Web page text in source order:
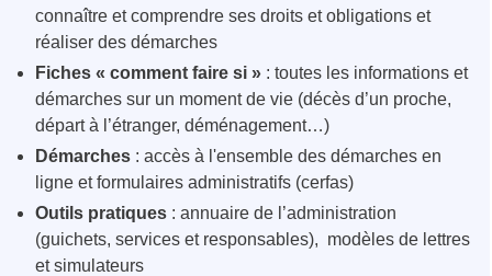
connaître et comprendre ses droits et obligations et
réaliser des démarches
Fiches « comment faire si » : toutes les informations et
démarches sur un moment de vie (décès d’un proche,
départ à l’étranger, déménagement…)
Démarches : accès à l'ensemble des démarches en
ligne et formulaires administratifs (cerfas)
Outils pratiques : annuaire de l’administration
(guichets, services et responsables), modèles de lettres
et simulateurs